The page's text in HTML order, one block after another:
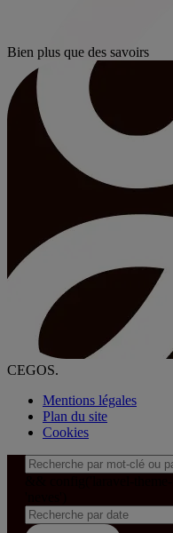
Bien plus que des savoirs
CEGOS.
Mentions légales
Plan du site
Cookies